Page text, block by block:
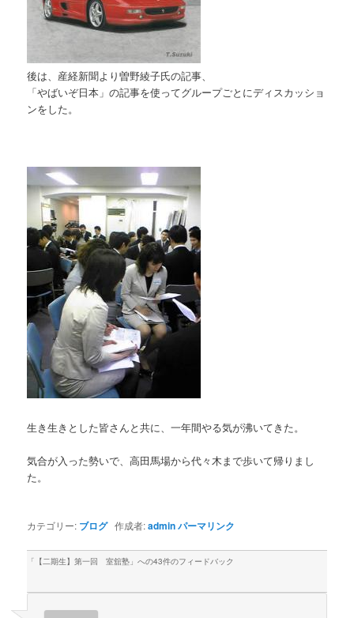
後は、産経新聞より曽野綾子氏の記事、
「やばいぞ日本」の記事を使ってグループごとにディスカッショ
ンをした。
生き生きとした皆さんと共に、一年間やる気が沸いてきた。
気合が入った勢いで、高田馬場から代々木まで歩いて帰りまし
た。
カテゴリー: ブログ作成者:adminパーマリンク
「 【二期生】第一回 室舘塾 」への43件のフィードバック